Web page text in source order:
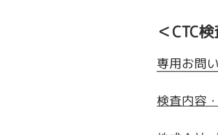
＜CTC
専用お問
検査内容